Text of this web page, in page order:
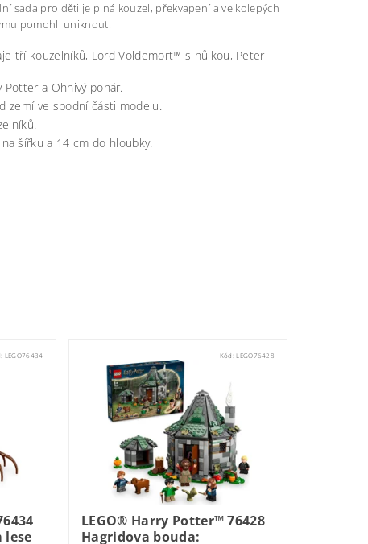
sada pro děti je plná kouzel, překvapení a velkolepých
pomohli uniknout!
tří kouzelníků, Lord Voldemort™ s hůlkou, Peter
a Ohnivý pohár.
zemí ve spodní části modelu.
šířku a 14 cm do hloubky.
LEGO76434
lese
Kód:LEGO76428
LEGO® Harry Potter™ 76428
Hagridova bouda: